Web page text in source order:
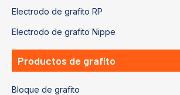
Electrodo de grafito RP
Electrodo de grafito Nippe
Productos de grafito
Bloque de grafito